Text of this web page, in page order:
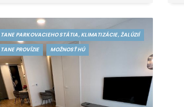
PARKOVACIEHO STÁTIA, KLIMATIZÁCIE, ŽALÚZIÍ
PROVÍZIE
MOŽNOSŤ HÚ